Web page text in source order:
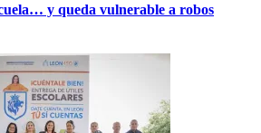
y queda vulnerable a robos